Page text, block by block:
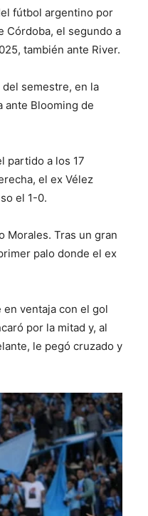
fútbol argentino por
Córdoba, el segundo a
también ante River.
semestre, en la
ante Blooming de
partido a los 17
el ex Vélez
el 1-0.
Morales. Tras un gran
palo donde el ex
ventaja con el gol
por la mitad y, al
le pegó cruzado y